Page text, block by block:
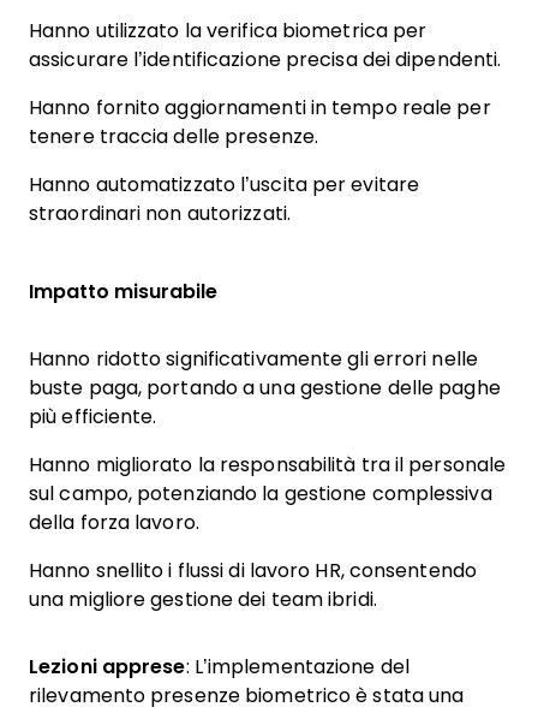
Hanno utilizzato la verifica biometrica per
assicurare l’identificazione precisa dei dipendenti.
Hanno fornito aggiornamenti in tempo reale per
tenere traccia delle presenze.
Hanno automatizzato l’uscita per evitare
straordinari non autorizzati.
Impatto misurabile
Hanno ridotto significativamente gli errori nelle
buste paga, portando a una gestione delle paghe
più efficiente.
Hanno migliorato la responsabilità tra il personale
sul campo, potenziando la gestione complessiva
della forza lavoro.
Hanno snellito i flussi di lavoro HR, consentendo
una migliore gestione dei team ibridi.
Lezioni apprese: L’implementazione del
rilevamento presenze biometrico è stata una